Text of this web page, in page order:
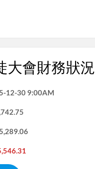
大會財務狀況
12-30 9:00AM